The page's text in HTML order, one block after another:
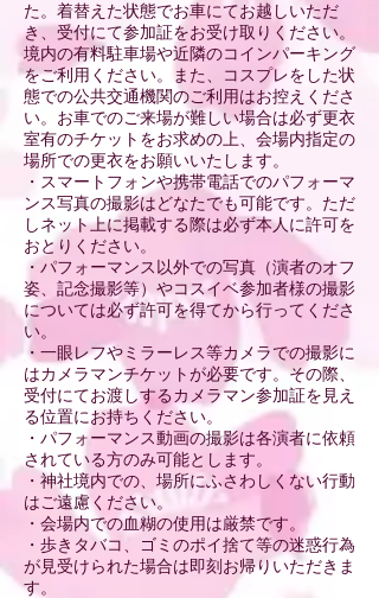
た。着替えた状態でお車にてお越しいただ
き、受付にて参加証をお受け取りください。
境内の有料駐車場や近隣のコインパーキング
をご利用ください。また、コスプレをした状
態での公共交通機関のご利用はお控えくださ
い。お車でのご来場が難しい場合は必ず更衣
室有のチケットをお求めの上、会場内指定の
場所での更衣をお願いいたします。
・スマートフォンや携帯電話でのパフォーマ
ンス写真の撮影はどなたでも可能です。ただ
しネット上に掲載する際は必ず本人に許可を
おとりください。
・パフォーマンス以外での写真（演者のオフ
姿、記念撮影等）やコスイベ参加者様の撮影
については必ず許可を得てから行ってくださ
い。
・一眼レフやミラーレス等カメラでの撮影に
はカメラマンチケットが必要です。その際、
受付にてお渡しするカメラマン参加証を見え
る位置にお持ちください。
・パフォーマンス動画の撮影は各演者に依頼
されている方のみ可能とします。
・神社境内での、場所にふさわしくない行動
はご遠慮ください。
・会場内での血糊の使用は厳禁です。
・歩きタバコ、ゴミのポイ捨て等の迷惑行為
が見受けられた場合は即刻お帰りいただきま
す。